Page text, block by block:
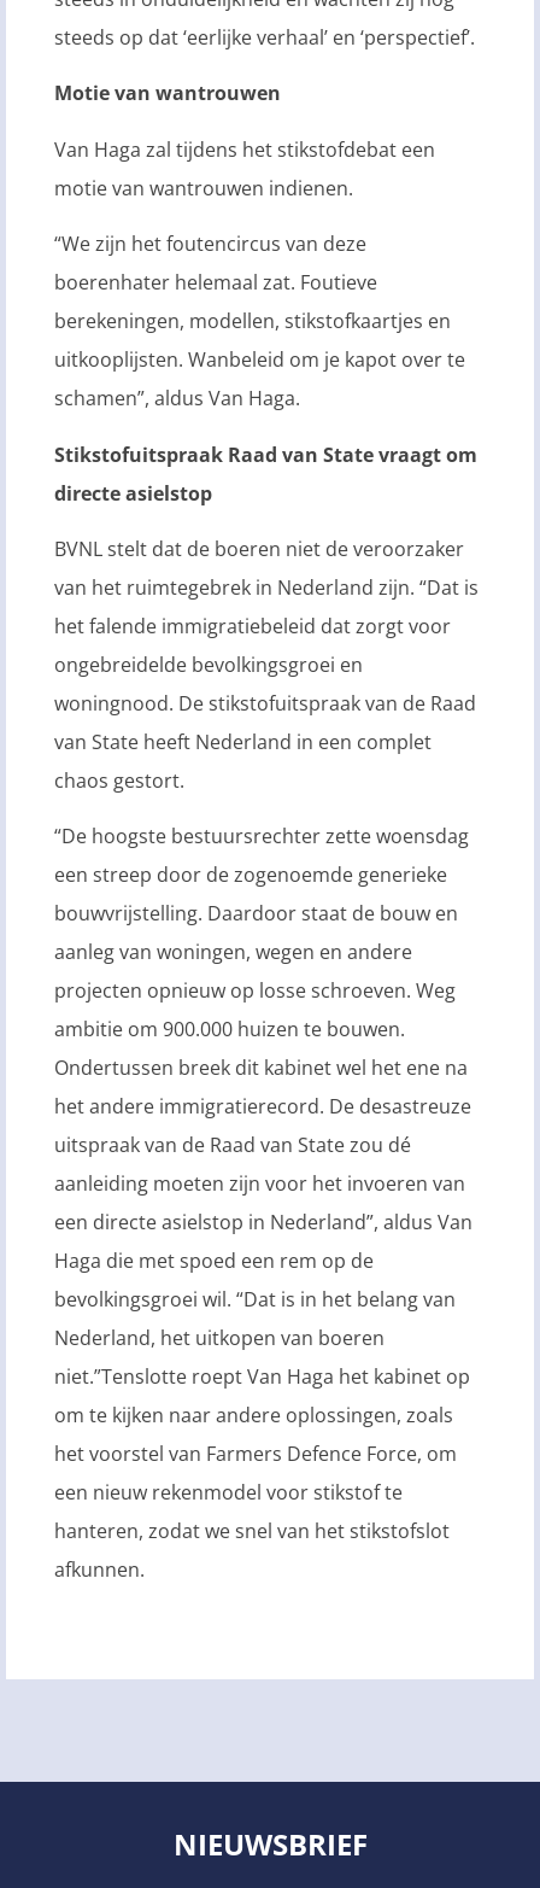
steeds op dat ‘eerlijke verhaal’ en ‘perspectief’.
Motie van wantrouwen
Van Haga zal tijdens het stikstofdebat een
motie van wantrouwen indienen.
“We zijn het foutencircus van deze
boerenhater helemaal zat. Foutieve
berekeningen, modellen, stikstofkaartjes en
uitkooplijsten. Wanbeleid om je kapot over te
schamen”, aldus Van Haga.
Stikstofuitspraak Raad van State vraagt om
directe asielstop
BVNL stelt dat de boeren niet de veroorzaker
van het ruimtegebrek in Nederland zijn. “Dat is
het falende immigratiebeleid dat zorgt voor
ongebreidelde bevolkingsgroei en
woningnood. De stikstofuitspraak van de Raad
van State heeft Nederland in een complet
chaos gestort.
“De hoogste bestuursrechter zette woensdag
een streep door de zogenoemde generieke
bouwvrijstelling. Daardoor staat de bouw en
aanleg van woningen, wegen en andere
projecten opnieuw op losse schroeven. Weg
ambitie om 900.000 huizen te bouwen.
Ondertussen breek dit kabinet wel het ene na
het andere immigratierecord. De desastreuze
uitspraak van de Raad van State zou dé
aanleiding moeten zijn voor het invoeren van
een directe asielstop in Nederland”, aldus Van
Haga die met spoed een rem op de
bevolkingsgroei wil. “Dat is in het belang van
Nederland, het uitkopen van boeren
niet.”Tenslotte roept Van Haga het kabinet op
om te kijken naar andere oplossingen, zoals
het voorstel van Farmers Defence Force, om
een nieuw rekenmodel voor stikstof te
hanteren, zodat we snel van het stikstofslot
afkunnen.
NIEUWSBRIEF